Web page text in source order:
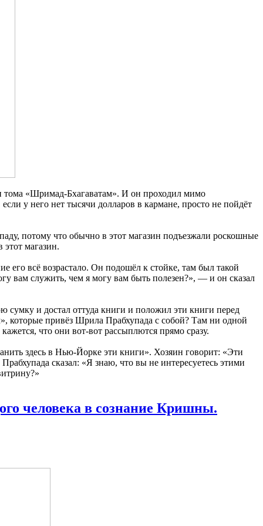
тома «Шримад-Бхагаватам». И он проходил мимо
у него нет тысячи долларов в кармане, просто не пойдёт
потому что обычно в этот магазин подъезжали роскошные
магазин.
его всё возрастало. Он подошёл к стойке, там был такой
вам служить, чем я могу вам быть полезен?», — и он сказал
сумку и достал оттуда книги и положил эти книги перед
которые привёз Шрила Прабхупада с собой? Там ни одной
что они вот-вот рассыплются прямо сразу.
здесь в Нью-Йорке эти книги». Хозяин говорит: «Эти
сказал: «Я знаю, что вы не интересуетесь этими
человека в сознание Кришны.